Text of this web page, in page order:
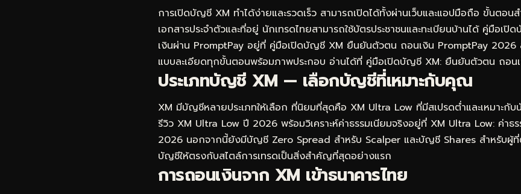
การเปิดบัญชี XM ทำได้ง่ายและรวดเร็ว สามารถเปิดได้ทั้งผ่านเว็บและแอปมือถือ ขั้นต
เอกสารประจำตัวและที่อยู่ นักเทรดไทยสามารถใช้บัตรประชาชนและทะเบียนบ้านได้ คู่มือ
เงินผ่าน PromptPay อยู่ที่ คู่มือเปิดบัญชี XM ยืนยันตัวตน ถอนเงิน PromptPay 2026
แบบละเอียดทุกขั้นตอนพร้อมภาพประกอบ อ่านได้ที่ คู่มือเปิดบัญชี XM: ยืนยันตัวตน ถอน
ประเภทบัญชี XM — เลือกบัญชีที่เหมาะกับคุณ
XM มีบัญชีหลายประเภทให้เลือก ที่นิยมที่สุดคือ XM Ultra Low ที่มีสเปรดต่ำและเหมาะกับ
รีวิว XM Ultra Low ปี 2026 พร้อมวิเคราะห์ค่าธรรมเนียมจริงอยู่ที่ XM Ultra Low: ค่าธ
2026 นอกจากนี้ยังมีบัญชี Zero Spread สำหรับ Scalper และบัญชี Shares สำหรับผู้ที่
บัญชีให้ตรงกับสไตล์การเทรดเป็นสิ่งสำคัญที่สุดอย่างแรก
การถอนเงินจาก XM เข้าธนาคารไทย